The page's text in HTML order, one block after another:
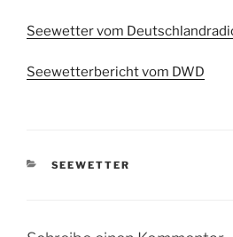
Seewetter vom
Seewetterbericht vom DWD
KATEGORIEN
SEEWETTER